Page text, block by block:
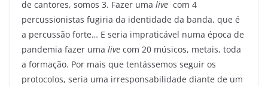
de cantores, somos 3. Fazer uma live com 4
percussionistas fugiria da identidade da banda, que é
a percussão forte… E seria impraticável numa época de
pandemia fazer uma live com 20 músicos, metais, toda
a formação. Por mais que tentássemos seguir os
protocolos, seria uma irresponsabilidade diante de um